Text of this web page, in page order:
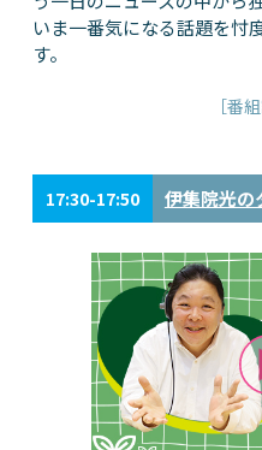
いま一番気になる話題を忖
す。
［番
17:30-17:50 伊集院光の